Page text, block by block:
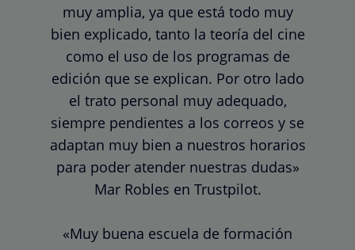
muy amplia, ya que está todo muy
bien explicado, tanto la teoría del cine
como el uso de los programas de
edición que se explican. Por otro lado
el trato personal muy adequado,
siempre pendientes a los correos y se
adaptan muy bien a nuestros horarios
para poder atender nuestras dudas»
Mar Robles en Trustpilot.
«Muy buena escuela de formación